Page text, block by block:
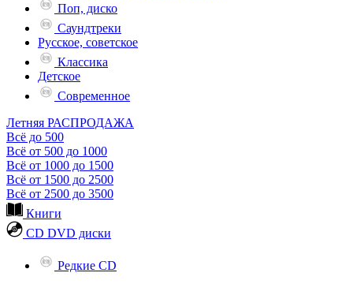
Поп, диско
Саундтреки
Русское, советское
Классика
Детское
Современное
Летняя РАСПРОДАЖА
Всё до 500
Всё от 500 до 1000
Всё от 1000 до 1500
Всё от 1500 до 2500
Всё от 2500 до 3500
Книги
CD DVD диски
Редкие CD